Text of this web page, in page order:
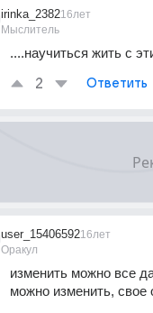
irinka_2382
Мыслитель
16лет
....научиться жить с
2 Ответить
user_15406592
Оракул
16лет
изменить можно все
можно изменить,